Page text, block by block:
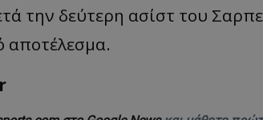
την δεύτερη ασίστ του
αποτέλεσμα.